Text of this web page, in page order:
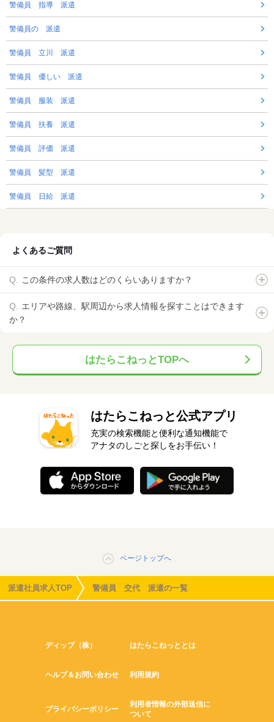
警備員 指導 派遣
警備員の 派遣
警備員 立川 派遣
警備員 優しい 派遣
警備員 服装 派遣
警備員 扶養 派遣
警備員 評価 派遣
警備員 髪型 派遣
警備員 日給 派遣
よくあるご質問
この条件の求人数はどのくらいありますか？
エリアや路線、駅周辺から求人情報を探すことはできます
か？
はたらこねっとTOPへ
はたらこねっと公式アプリ
充実の検索機能と便利な通知機能で
アナタのしごと探しをお手伝い！
ページトップへ
派遣社員求人TOP 警備員 交代 派遣の一覧
ディップ（株） はたらこねっととは
ヘルプ＆お問い合わせ 利用規約
プライバシーポリシー
利用者情報の外部送信に
ついて